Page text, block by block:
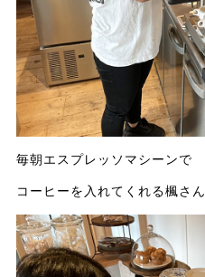
毎朝エスプレッソマシーンで
コーヒーを入れてくれる楓さん